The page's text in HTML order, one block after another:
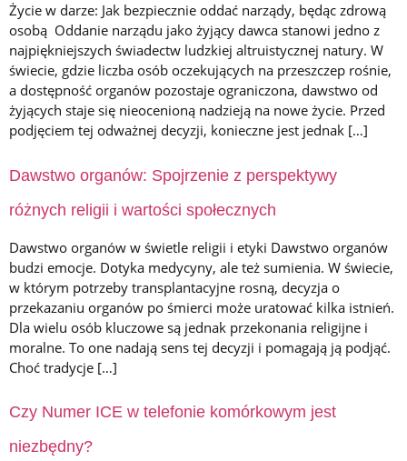
Życie w darze: Jak bezpiecznie oddać narządy, będąc zdrową
osobą Oddanie narządu jako żyjący dawca stanowi jedno z
najpiękniejszych świadectw ludzkiej altruistycznej natury. W
świecie, gdzie liczba osób oczekujących na przeszczep rośnie,
a dostępność organów pozostaje ograniczona, dawstwo od
żyjących staje się nieocenioną nadzieją na nowe życie. Przed
podjęciem tej odważnej decyzji, konieczne jest jednak […]
Dawstwo organów: Spojrzenie z perspektywy
różnych religii i wartości społecznych
Dawstwo organów w świetle religii i etyki Dawstwo organów
budzi emocje. Dotyka medycyny, ale też sumienia. W świecie,
w którym potrzeby transplantacyjne rosną, decyzja o
przekazaniu organów po śmierci może uratować kilka istnień.
Dla wielu osób kluczowe są jednak przekonania religijne i
moralne. To one nadają sens tej decyzji i pomagają ją podjąć.
Choć tradycje […]
Czy Numer ICE w telefonie komórkowym jest
niezbędny?